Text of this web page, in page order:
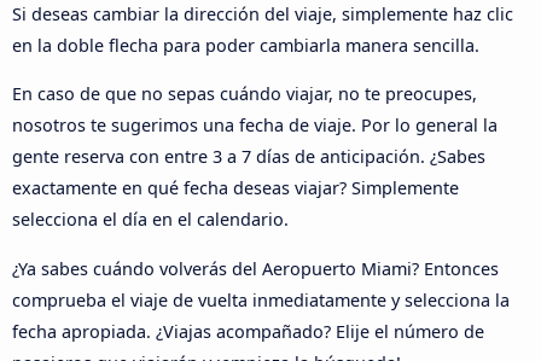
Si deseas cambiar la dirección del viaje, simplemente haz clic
en la doble flecha para poder cambiarla manera sencilla.
En caso de que no sepas cuándo viajar, no te preocupes,
nosotros te sugerimos una fecha de viaje. Por lo general la
gente reserva con entre 3 a 7 días de anticipación. ¿Sabes
exactamente en qué fecha deseas viajar? Simplemente
selecciona el día en el calendario.
¿Ya sabes cuándo volverás del Aeropuerto Miami? Entonces
comprueba el viaje de vuelta inmediatamente y selecciona la
fecha apropiada. ¿Viajas acompañado? Elije el número de